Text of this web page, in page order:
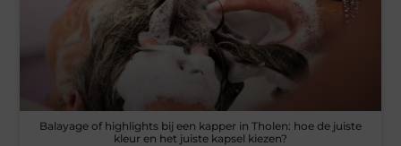
Balayage of highlights bij een kapper in Tholen: hoe de juiste
kleur en het juiste kapsel kiezen?